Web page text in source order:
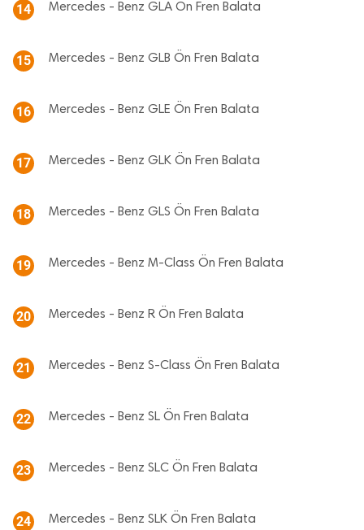
14 Mercedes - Benz GLA Ön Fren Balata
15 Mercedes - Benz GLB Ön Fren Balata
16 Mercedes - Benz GLE Ön Fren Balata
17 Mercedes - Benz GLK Ön Fren Balata
18 Mercedes - Benz GLS Ön Fren Balata
19 Mercedes - Benz M-Class Ön Fren Balata
20 Mercedes - Benz R Ön Fren Balata
21 Mercedes - Benz S-Class Ön Fren Balata
22 Mercedes - Benz SL Ön Fren Balata
23 Mercedes - Benz SLC Ön Fren Balata
24 Mercedes - Benz SLK Ön Fren Balata